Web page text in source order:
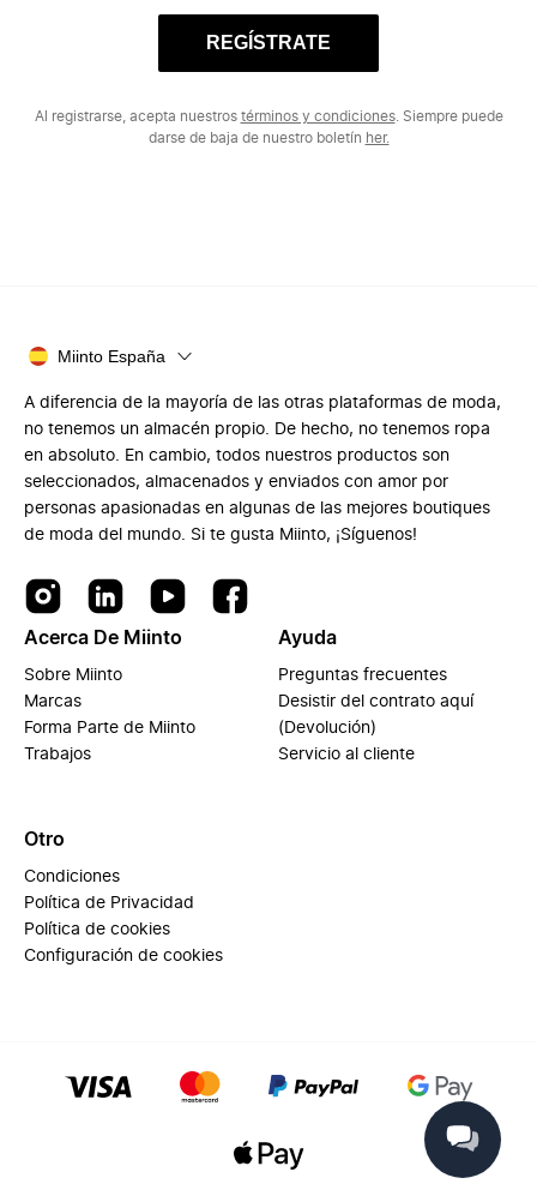
REGÍSTRATE
Al registrarse, acepta nuestros términos y condiciones. Siempre puede
darse de baja de nuestro boletín her.
Miinto España
A diferencia de la mayoría de las otras plataformas de moda,
no tenemos un almacén propio. De hecho, no tenemos ropa
en absoluto. En cambio, todos nuestros productos son
seleccionados, almacenados y enviados con amor por
personas apasionadas en algunas de las mejores boutiques
de moda del mundo. Si te gusta Miinto, ¡Síguenos!
Acerca De Miinto
Sobre Miinto
Marcas
Forma Parte de Miinto
Trabajos
Ayuda
Preguntas frecuentes
Desistir del contrato aquí
(Devolución)
Servicio al cliente
Otro
Condiciones
Política de Privacidad
Política de cookies
Configuración de cookies